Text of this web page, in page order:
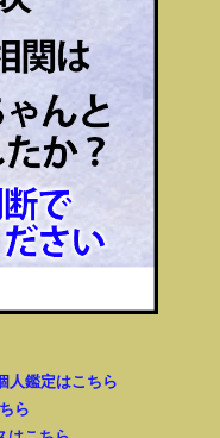
人鑑定はこちら
ら